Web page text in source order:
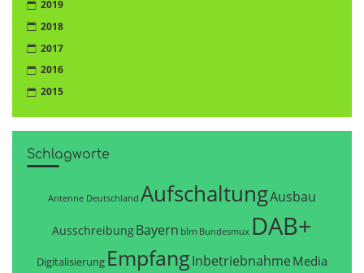
2019
2018
2017
2016
2015
Schlagworte
Antenne Deutschland AufschaltungAusbau
AusschreibungBayern blm Bundesmux DAB+
Digitalisierung EmpfangInbetriebnahme Media